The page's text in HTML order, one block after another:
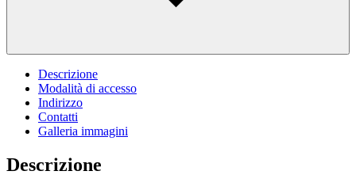
Descrizione
Modalità di accesso
Indirizzo
Contatti
Galleria immagini
Descrizione